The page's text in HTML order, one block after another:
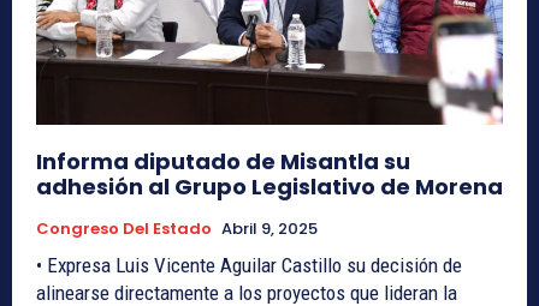
Informa diputado de Misantla su
adhesión al Grupo Legislativo de Morena
Congreso Del Estado Abril 9, 2025
• Expresa Luis Vicente Aguilar Castillo su decisión de
alinearse directamente a los proyectos que lideran la